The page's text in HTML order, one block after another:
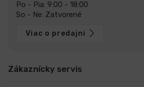
Po - Pia: 9:00 - 18:00
So - Ne: Zatvorené
Viac o predajni
Zákaznícky servis